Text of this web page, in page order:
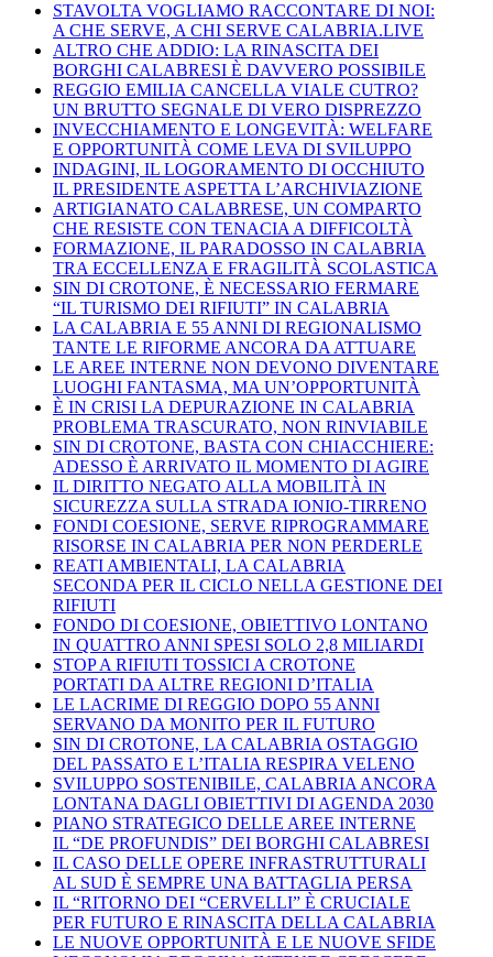
STAVOLTA VOGLIAMO RACCONTARE DI NOI:
A CHE SERVE, A CHI SERVE CALABRIA.LIVE
ALTRO CHE ADDIO: LA RINASCITA DEI
BORGHI CALABRESI È DAVVERO POSSIBILE
REGGIO EMILIA CANCELLA VIALE CUTRO?
UN BRUTTO SEGNALE DI VERO DISPREZZO
INVECCHIAMENTO E LONGEVITÀ: WELFARE
E OPPORTUNITÀ COME LEVA DI SVILUPPO
INDAGINI, IL LOGORAMENTO DI OCCHIUTO
IL PRESIDENTE ASPETTA L’ARCHIVIAZIONE
ARTIGIANATO CALABRESE, UN COMPARTO
CHE RESISTE CON TENACIA A DIFFICOLTÀ
FORMAZIONE, IL PARADOSSO IN CALABRIA
TRA ECCELLENZA E FRAGILITÀ SCOLASTICA
SIN DI CROTONE, È NECESSARIO FERMARE
“IL TURISMO DEI RIFIUTI” IN CALABRIA
LA CALABRIA E 55 ANNI DI REGIONALISMO
TANTE LE RIFORME ANCORA DA ATTUARE
LE AREE INTERNE NON DEVONO DIVENTARE
LUOGHI FANTASMA, MA UN’OPPORTUNITÀ
È IN CRISI LA DEPURAZIONE IN CALABRIA
PROBLEMA TRASCURATO, NON RINVIABILE
SIN DI CROTONE, BASTA CON CHIACCHIERE:
ADESSO È ARRIVATO IL MOMENTO DI AGIRE
IL DIRITTO NEGATO ALLA MOBILITÀ IN
SICUREZZA SULLA STRADA IONIO-TIRRENO
FONDI COESIONE, SERVE RIPROGRAMMARE
RISORSE IN CALABRIA PER NON PERDERLE
REATI AMBIENTALI, LA CALABRIA
SECONDA PER IL CICLO NELLA GESTIONE DEI
RIFIUTI
FONDO DI COESIONE, OBIETTIVO LONTANO
IN QUATTRO ANNI SPESI SOLO 2,8 MILIARDI
STOP A RIFIUTI TOSSICI A CROTONE
PORTATI DA ALTRE REGIONI D’ITALIA
LE LACRIME DI REGGIO DOPO 55 ANNI
SERVANO DA MONITO PER IL FUTURO
SIN DI CROTONE, LA CALABRIA OSTAGGIO
DEL PASSATO E L’ITALIA RESPIRA VELENO
SVILUPPO SOSTENIBILE, CALABRIA ANCORA
LONTANA DAGLI OBIETTIVI DI AGENDA 2030
PIANO STRATEGICO DELLE AREE INTERNE
IL “DE PROFUNDIS” DEI BORGHI CALABRESI
IL CASO DELLE OPERE INFRASTRUTTURALI
AL SUD È SEMPRE UNA BATTAGLIA PERSA
IL “RITORNO DEI “CERVELLI” È CRUCIALE
PER FUTURO E RINASCITA DELLA CALABRIA
LE NUOVE OPPORTUNITÀ E LE NUOVE SFIDE